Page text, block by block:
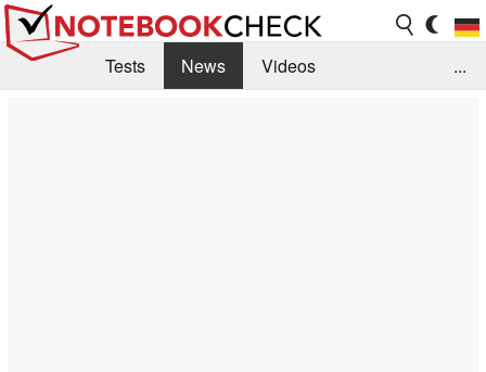
Tests News
Videos
...